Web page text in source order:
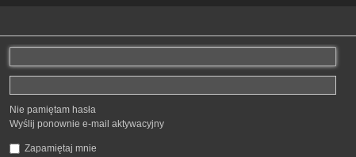
Nie pamiętam hasła
Wyślij ponownie e-mail aktywacyjny
Zapamiętaj mnie